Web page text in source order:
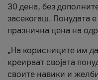
30 дена, без
засекогаш. Понудата
празнична цена на
„На корисниците им
креираат својата
своите навики и